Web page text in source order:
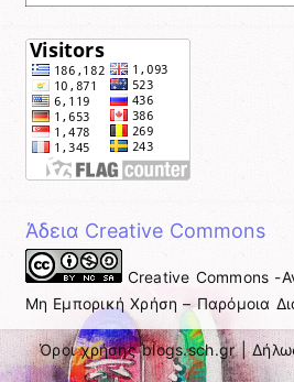
Άδεια Creative Commons
Creative Commons -
Μη Εμπορική Χρήση – Παρόμοια
Όροι χρήσης blogs.sch.gr|